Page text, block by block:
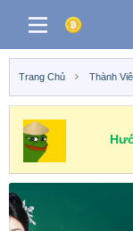
Trang Chủ Thành